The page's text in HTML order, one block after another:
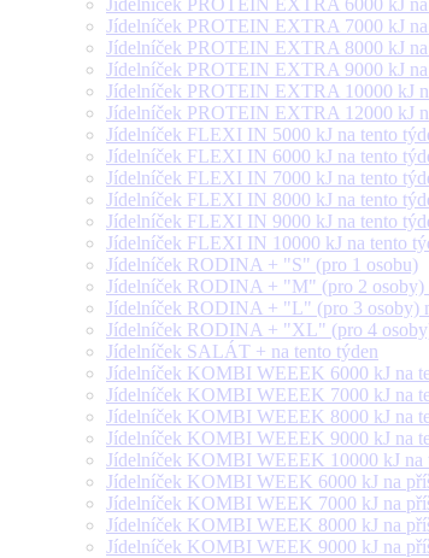
Jídelníček PROTEIN EXTRA 6000 kJ na
Jídelníček PROTEIN EXTRA 7000 kJ na
Jídelníček PROTEIN EXTRA 8000 kJ na
Jídelníček PROTEIN EXTRA 9000 kJ na
Jídelníček PROTEIN EXTRA 10000 kJ
Jídelníček PROTEIN EXTRA 12000 kJ
Jídelníček FLEXI IN 5000 kJ na tento
Jídelníček FLEXI IN 6000 kJ na tento
Jídelníček FLEXI IN 7000 kJ na tento
Jídelníček FLEXI IN 8000 kJ na tento
Jídelníček FLEXI IN 9000 kJ na tento
Jídelníček FLEXI IN 10000 kJ na tento
Jídelníček RODINA + "S" (pro 1 osobu)
Jídelníček RODINA + "M" (pro 2 osoby)
Jídelníček RODINA + "L" (pro 3 osoby)
Jídelníček RODINA + "XL" (pro 4
Jídelníček SALÁT + na tento týden
Jídelníček KOMBI WEEEK 6000 kJ na
Jídelníček KOMBI WEEEK 7000 kJ na
Jídelníček KOMBI WEEEK 8000 kJ na
Jídelníček KOMBI WEEEK 9000 kJ na
Jídelníček KOMBI WEEEK 10000 kJ na
Jídelníček KOMBI WEEK 6000 kJ na
Jídelníček KOMBI WEEK 7000 kJ na
Jídelníček KOMBI WEEK 8000 kJ na
Jídelníček KOMBI WEEK 9000 kJ na